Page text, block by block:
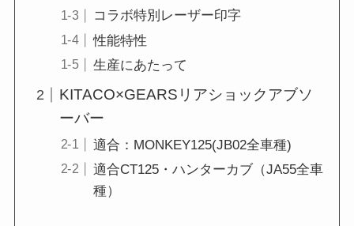
コラボ特別レーザー印字
性能特性
生産にあたって
KITACO×GEARSリアショックアブソ
ーバー
適合：MONKEY125(JB02全車種)
適合CT125・ハンターカブ（JA55全車
種）